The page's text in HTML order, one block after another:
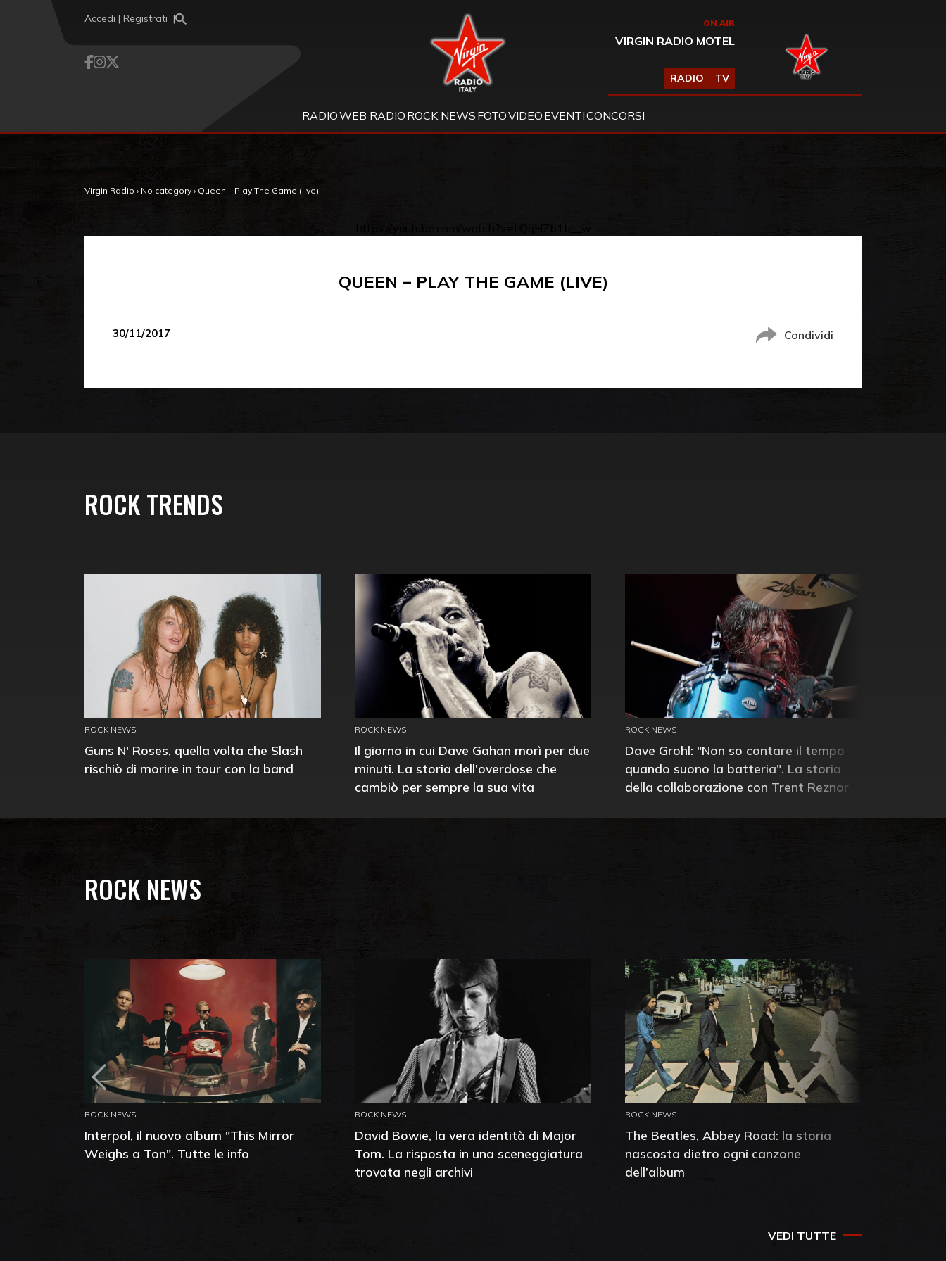
Accedi | Registrati Virgin Radio ON AIR
VIRGIN RADIO MOTEL
RADIO TV
RADIOWEB RADIO ROCK NEWS FOTOVIDEO EVENTICONCORSI
Virgin Radio › No category › Queen – Play The Game (live)
QUEEN – PLAY THE GAME (LIVE)
30/11/2017 Condividi
ROCK TRENDS
ROCK NEWS
Guns N' Roses, quella volta che Slash
rischiò di morire in tour con la band
ROCK NEWS
Il giorno in cui Dave Gahan morì per due
minuti. La storia dell'overdose che
cambiò per sempre la sua vita
ROCK NEWS
Dave Grohl: "Non so contare il tempo
quando suono la batteria". La storia
della collaborazione con Trent Reznor
ROCK NEWS
ROCK NEWS
Interpol, il nuovo album "This Mirror
Weighs a Ton". Tutte le info
ROCK NEWS
David Bowie, la vera identità di Major
Tom. La risposta in una sceneggiatura
trovata negli archivi
ROCK NEWS
The Beatles, Abbey Road: la storia
nascosta dietro ogni canzone
dell’album
VEDI TUTTE